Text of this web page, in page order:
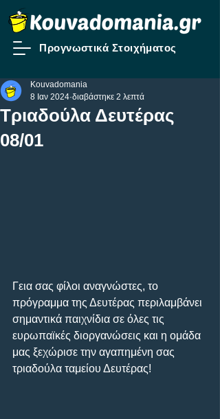
Προγνωστικά Στοιχήματος
Tριαδούλα Δευτέρας
08/01
Kouvadomania
8 Ιαν 2024 διαβάστηκε 2 λεπτά
Γεια σας φίλοι αναγνώστες, το
πρόγραμμα της Δευτέρας περιλαμβάνει
σημαντικά παιχνίδια σε όλες τις
ευρωπαϊκές διοργανώσεις και η ομάδα
μας ξεχώρισε την αγαπημένη σας
τριαδούλα ταμείου Δευτέρας!